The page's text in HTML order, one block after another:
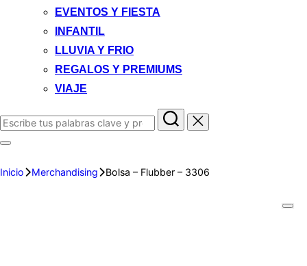
EVENTOS Y FIESTA
INFANTIL
LLUVIA Y FRIO
REGALOS Y PREMIUMS
VIAJE
Inicio Merchandising Bolsa – Flubber – 3306